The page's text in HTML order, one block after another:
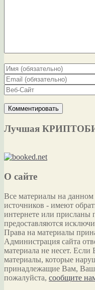
Лучшая
О сайте
Все материалы на
источников - имеют
интернете или присланы
предоставляются
Права на материалы
Администрация сайта
материала не несет.
материалы, которые
принадлежащие Вам,
пожалуйста, сообщите